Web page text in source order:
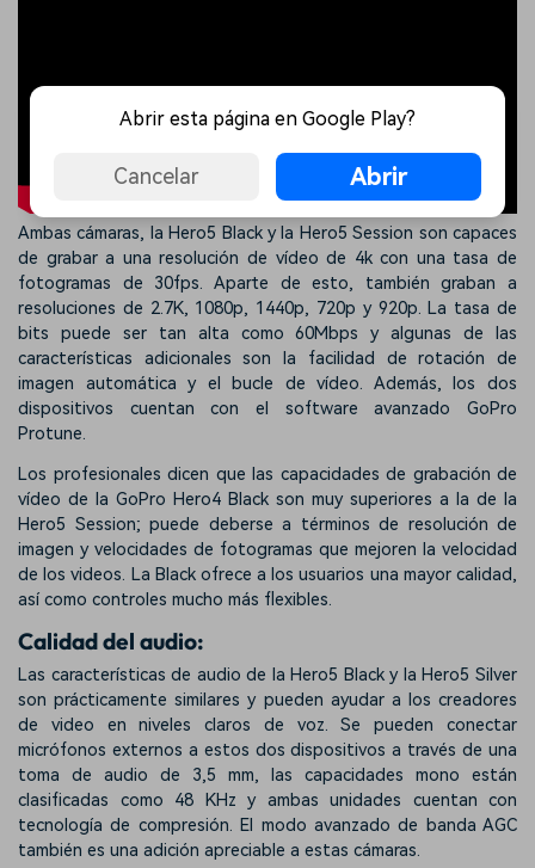
Ambas cámaras, la Hero5 Black y la Hero5 Session son capaces
de grabar a una resolución de vídeo de 4k con una tasa de
fotogramas de 30fps. Aparte de esto, también graban a
resoluciones de 2.7K, 1080p, 1440p, 720p y 920p. La tasa de
bits puede ser tan alta como 60Mbps y algunas de las
características adicionales son la facilidad de rotación de
imagen automática y el bucle de vídeo. Además, los dos
dispositivos cuentan con el software avanzado GoPro
Protune.
Los profesionales dicen que las capacidades de grabación de
vídeo de la GoPro Hero4 Black son muy superiores a la de la
Hero5 Session; puede deberse a términos de resolución de
imagen y velocidades de fotogramas que mejoren la velocidad
de los videos. La Black ofrece a los usuarios una mayor calidad,
así como controles mucho más flexibles.
Calidad del audio:
Las características de audio de la Hero5 Black y la Hero5 Silver
son prácticamente similares y pueden ayudar a los creadores
de video en niveles claros de voz. Se pueden conectar
micrófonos externos a estos dos dispositivos a través de una
toma de audio de 3,5 mm, las capacidades mono están
clasificadas como 48 KHz y ambas unidades cuentan con
tecnología de compresión. El modo avanzado de banda AGC
también es una adición apreciable a estas cámaras.
Abrir esta página en Google Play?
Cancelar Abrir